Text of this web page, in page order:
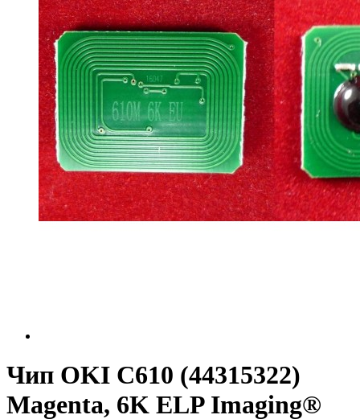
Чип OKI C610 (44315322)
Magenta, 6K ELP Imaging®